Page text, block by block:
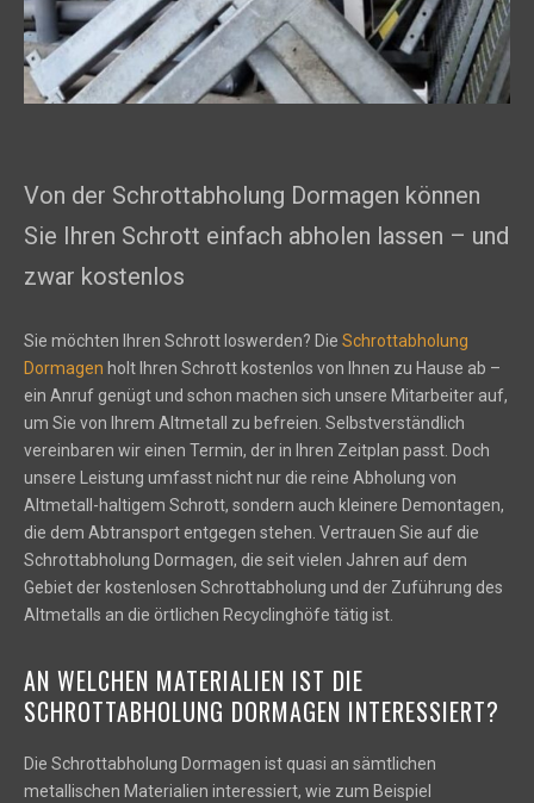
Von der Schrottabholung Dormagen können
Sie Ihren Schrott einfach abholen lassen – und
zwar kostenlos
Sie möchten Ihren Schrott loswerden? Die Schrottabholung
Dormagen holt Ihren Schrott kostenlos von Ihnen zu Hause ab –
ein Anruf genügt und schon machen sich unsere Mitarbeiter auf,
um Sie von Ihrem Altmetall zu befreien. Selbstverständlich
vereinbaren wir einen Termin, der in Ihren Zeitplan passt. Doch
unsere Leistung umfasst nicht nur die reine Abholung von
Altmetall-haltigem Schrott, sondern auch kleinere Demontagen,
die dem Abtransport entgegen stehen. Vertrauen Sie auf die
Schrottabholung Dormagen, die seit vielen Jahren auf dem
Gebiet der kostenlosen Schrottabholung und der Zuführung des
Altmetalls an die örtlichen Recyclinghöfe tätig ist.
AN WELCHEN MATERIALIEN IST DIE
SCHROTTABHOLUNG DORMAGEN INTERESSIERT?
Die Schrottabholung Dormagen ist quasi an sämtlichen
metallischen Materialien interessiert, wie zum Beispiel